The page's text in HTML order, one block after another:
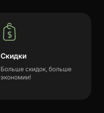
Скидки
Больше скидок, больше
экономии!